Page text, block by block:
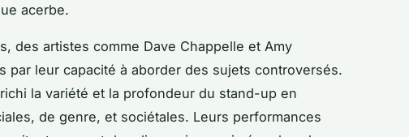
acerbe.
des artistes comme Dave Chappelle et Amy
par leur capacité à aborder des sujets controversés.
la variété et la profondeur du stand-up en
de genre, et sociétales. Leurs performances